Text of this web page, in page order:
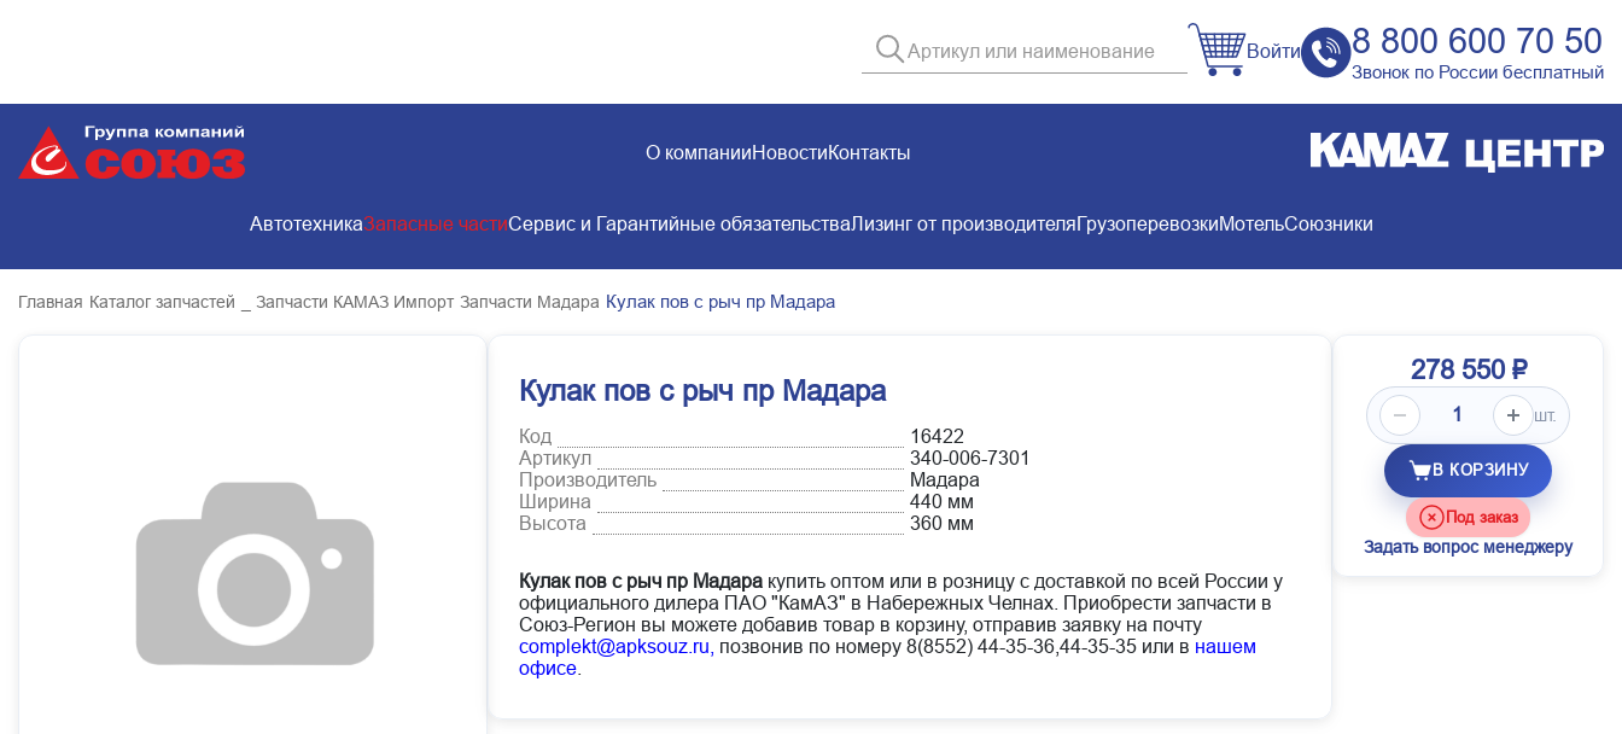
Войти 8 800 600 70 50
Звонок по России бесплатный
О компанииНовостиКонтакты
АвтотехникаЗапасные частиСервис и Гарантийные обязательстваЛизинг от производителяГрузоперевозкиМотельСоюзники
Главная Каталог запчастей _ Запчасти КАМАЗ Импорт Запчасти Мадара Кулак пов с рыч пр Мадара
Кулак пов с рыч пр Мадара
Код
16422
Артикул
340-006-7301
Производитель
Мадара
Ширина
440 мм
Высота
360 мм
Кулак пов с рыч пр Мадара купить оптом или в розницу с доставкой по всей России у
официального дилера ПАО "КамАЗ" в Набережных Челнах. Приобрести запчасти в
Союз-Регион вы можете добавив товар в корзину, отправив заявку на почту
complekt@apksouz.ru, позвонив по номеру 8(8552) 44-35-36,44-35-35 или в нашем
офисе
278 550 ₽
шт.
В КОРЗИНУ
Под заказ
Задать вопрос менеджеру